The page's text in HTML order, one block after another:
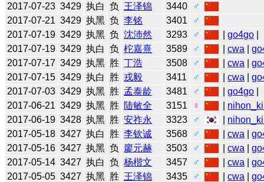
2017-07-23 3429 执白 负 王泽锦 3440
♂
2017-07-21 3429 执黑 负 李铭 3401
♂
2017-07-19 3429 执黑 负 沈沛然 3293 ♂ |go4go
2017-07-19 3429 执白 负 柁嘉熹 3589 ♂ |cwa |
2017-07-17 3429 执黑 胜 丁浩 3508 ♂ |cwa |
2017-07-15 3429 执白 胜 戎毅 3411 ♂ |cwa |
2017-07-03 3429 执黑 胜 孟泰龄 3481 ♂ |go4go
2017-06-21 3429 执黑 胜 陆敏全 3151 ♀
2017-06-19 3428 执黑 胜 安祚永 3323 ♂
2017-05-18 3427 执白 胜 李钦诚 3568 ♂ |cwa |
2017-05-16 3427 执黑 负 廖元赫 3503 ♂ |cwa |
2017-05-14 3427 执白 负 杨楷文 3457 ♂ |cwa |
2017-05-05 3427 执黑 胜 王泽锦 3435 ♂ |cwa |